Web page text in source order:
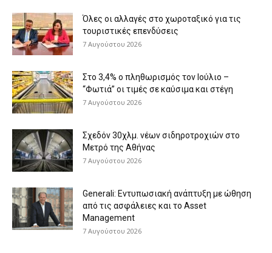
Όλες οι αλλαγές στο χωροταξικό για τις
τουριστικές επενδύσεις
7 Αυγούστου 2026
Στο 3,4% ο πληθωρισμός τον Ιούλιο –
“Φωτιά” οι τιμές σε καύσιμα και στέγη
7 Αυγούστου 2026
Σχεδόν 30χλμ. νέων σιδηροτροχιών στο
Μετρό της Αθήνας
7 Αυγούστου 2026
Generali: Eντυπωσιακή ανάπτυξη με ώθηση
από τις ασφάλειες και το Asset
Management
7 Αυγούστου 2026